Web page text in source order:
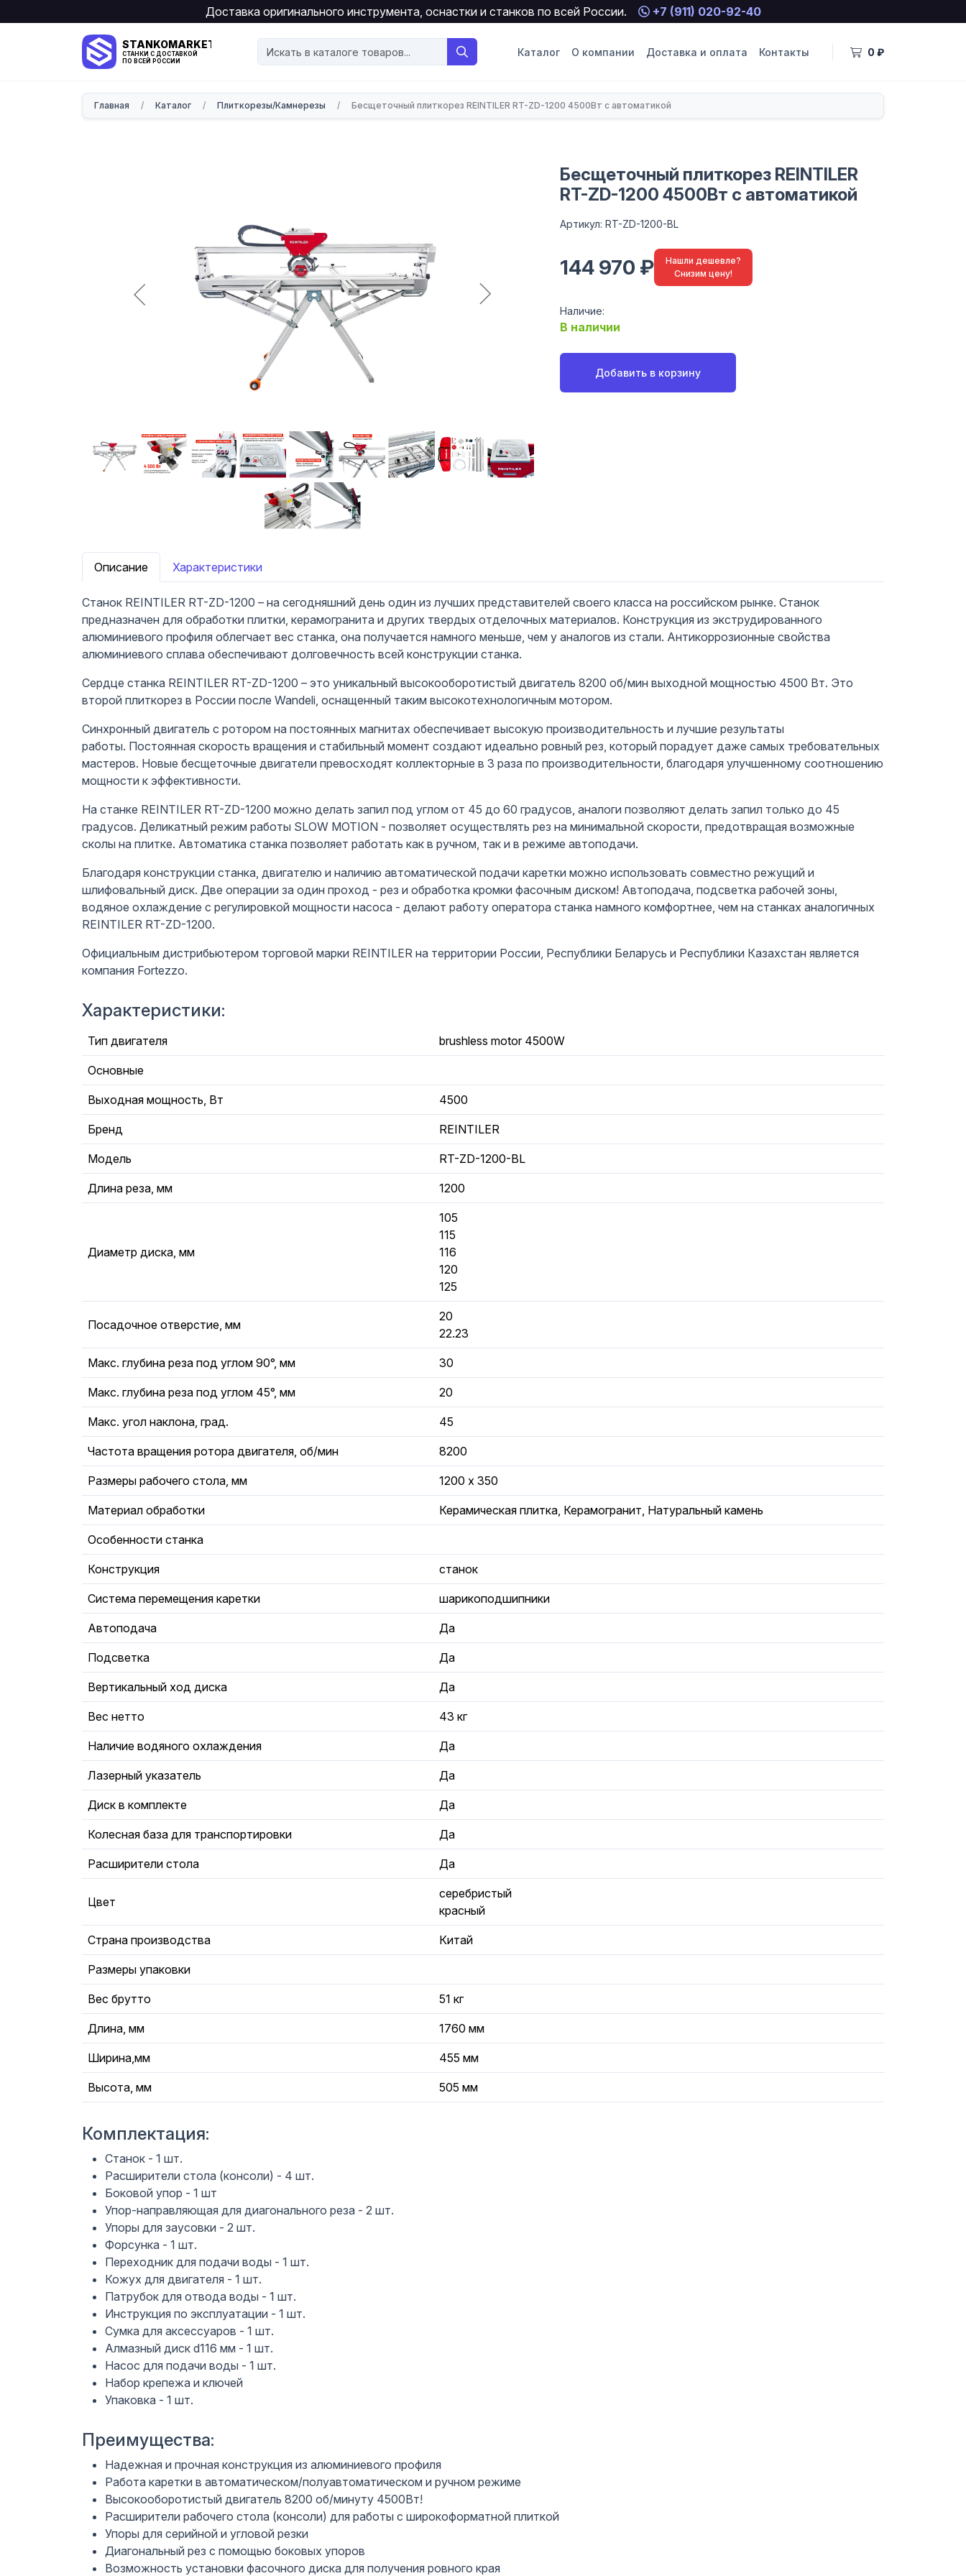
Доставка оригинального инструмента, оснастки и станков по всей России. +7 (911) 020-92-40
STANKOMARKET
СТАНКИ С ДОСТАВКОЙ
ПО ВСЕЙ РОССИИ
Каталог О компании Доставка и оплата Контакты 0 ₽
Главная / Каталог / Плиткорезы/Камнерезы / Бесщеточный плиткорез REINTILER RT-ZD-1200 4500Вт с автоматикой
Бесщеточный плиткорез REINTILER
RT-ZD-1200 4500Вт с автоматикой
Артикул: RT-ZD-1200-BL
144 970 ₽
Нашли дешевле?
Снизим цену!
Наличие:
В наличии
Добавить в корзину
Описание Характеристики
Станок REINTILER RT-ZD-1200 – на сегодняшний день один из лучших представителей своего класса на российском рынке. Станок
предназначен для обработки плитки, керамогранита и других твердых отделочных материалов. Конструкция из экструдированного
алюминиевого профиля облегчает вес станка, она получается намного меньше, чем у аналогов из стали. Антикоррозионные свойства
алюминиевого сплава обеспечивают долговечность всей конструкции станка.
Сердце станка REINTILER RT-ZD-1200 – это уникальный высокооборотистый двигатель 8200 об/мин выходной мощностью 4500 Вт. Это
второй плиткорез в России после Wandeli, оснащенный таким высокотехнологичным мотором.
Синхронный двигатель с ротором на постоянных магнитах обеспечивает высокую производительность и лучшие результаты
работы. Постоянная скорость вращения и стабильный момент создают идеально ровный рез, который порадует даже самых требовательных
мастеров. Новые бесщеточные двигатели превосходят коллекторные в 3 раза по производительности, благодаря улучшенному соотношению
мощности к эффективности.
На станке REINTILER RT-ZD-1200 можно делать запил под углом от 45 до 60 градусов, аналоги позволяют делать запил только до 45
градусов. Деликатный режим работы SLOW MOTION - позволяет осуществлять рез на минимальной скорости, предотвращая возможные
сколы на плитке. Автоматика станка позволяет работать как в ручном, так и в режиме автоподачи.
Благодаря конструкции станка, двигателю и наличию автоматической подачи каретки можно использовать совместно режущий и
шлифовальный диск. Две операции за один проход - рез и обработка кромки фасочным диском! Автоподача, подсветка рабочей зоны,
водяное охлаждение с регулировкой мощности насоса - делают работу оператора станка намного комфортнее, чем на станках аналогичных
REINTILER RT-ZD-1200.
Официальным дистрибьютером торговой марки REINTILER на территории России, Республики Беларусь и Республики Казахстан является
компания Fortezzo.
Характеристики:
Тип двигателя brushless motor 4500W
Основные
Выходная мощность, Вт 4500
Бренд REINTILER
Модель RT-ZD-1200-BL
Длина реза, мм 1200
Диаметр диска, мм
105
115
116
120
125
Посадочное отверстие, мм
20
22.23
Макс. глубина реза под углом 90°, мм 30
Макс. глубина реза под углом 45°, мм 20
Макс. угол наклона, град. 45
Частота вращения ротора двигателя, об/мин 8200
Размеры рабочего стола, мм 1200 х 350
Материал обработки Керамическая плитка, Керамогранит, Натуральный камень
Особенности станка
Конструкция станок
Система перемещения каретки шарикоподшипники
Автоподача Да
Подсветка Да
Вертикальный ход диска Да
Вес нетто 43 кг
Наличие водяного охлаждения Да
Лазерный указатель Да
Диск в комплекте Да
Колесная база для транспортировки Да
Расширители стола Да
Цвет
серебристый
красный
Страна производства Китай
Размеры упаковки
Вес брутто 51 кг
Длина, мм 1760 мм
Ширина,мм 455 мм
Высота, мм 505 мм
Комплектация:
Станок - 1 шт.
Расширители стола (консоли) - 4 шт.
Боковой упор - 1 шт
Упор-направляющая для диагонального реза - 2 шт.
Упоры для заусовки - 2 шт.
Форсунка - 1 шт.
Переходник для подачи воды - 1 шт.
Кожух для двигателя - 1 шт.
Патрубок для отвода воды - 1 шт.
Инструкция по эксплуатации - 1 шт.
Сумка для аксессуаров - 1 шт.
Алмазный диск d116 мм - 1 шт.
Насос для подачи воды - 1 шт.
Набор крепежа и ключей
Упаковка - 1 шт.
Преимущества:
Надежная и прочная конструкция из алюминиевого профиля
Работа каретки в автоматическом/полуавтоматическом и ручном режиме
Высокооборотистый двигатель 8200 об/минуту 4500Вт!
Расширители рабочего стола (консоли) для работы с широкоформатной плиткой
Упоры для серийной и угловой резки
Диагональный рез с помощью боковых упоров
Возможность установки фасочного диска для получения ровного края